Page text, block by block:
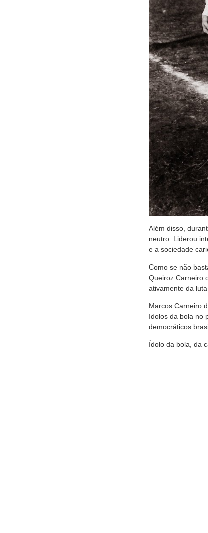
Além disso,
neutro. Liderou
e a sociedade
Como se não
Queiroz Carneiro
ativamente da
Marcos Carneiro
ídolos da bola no
democráticos
Ídolo da bola, da